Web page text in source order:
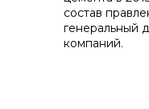
состав
генеральный
компаний.